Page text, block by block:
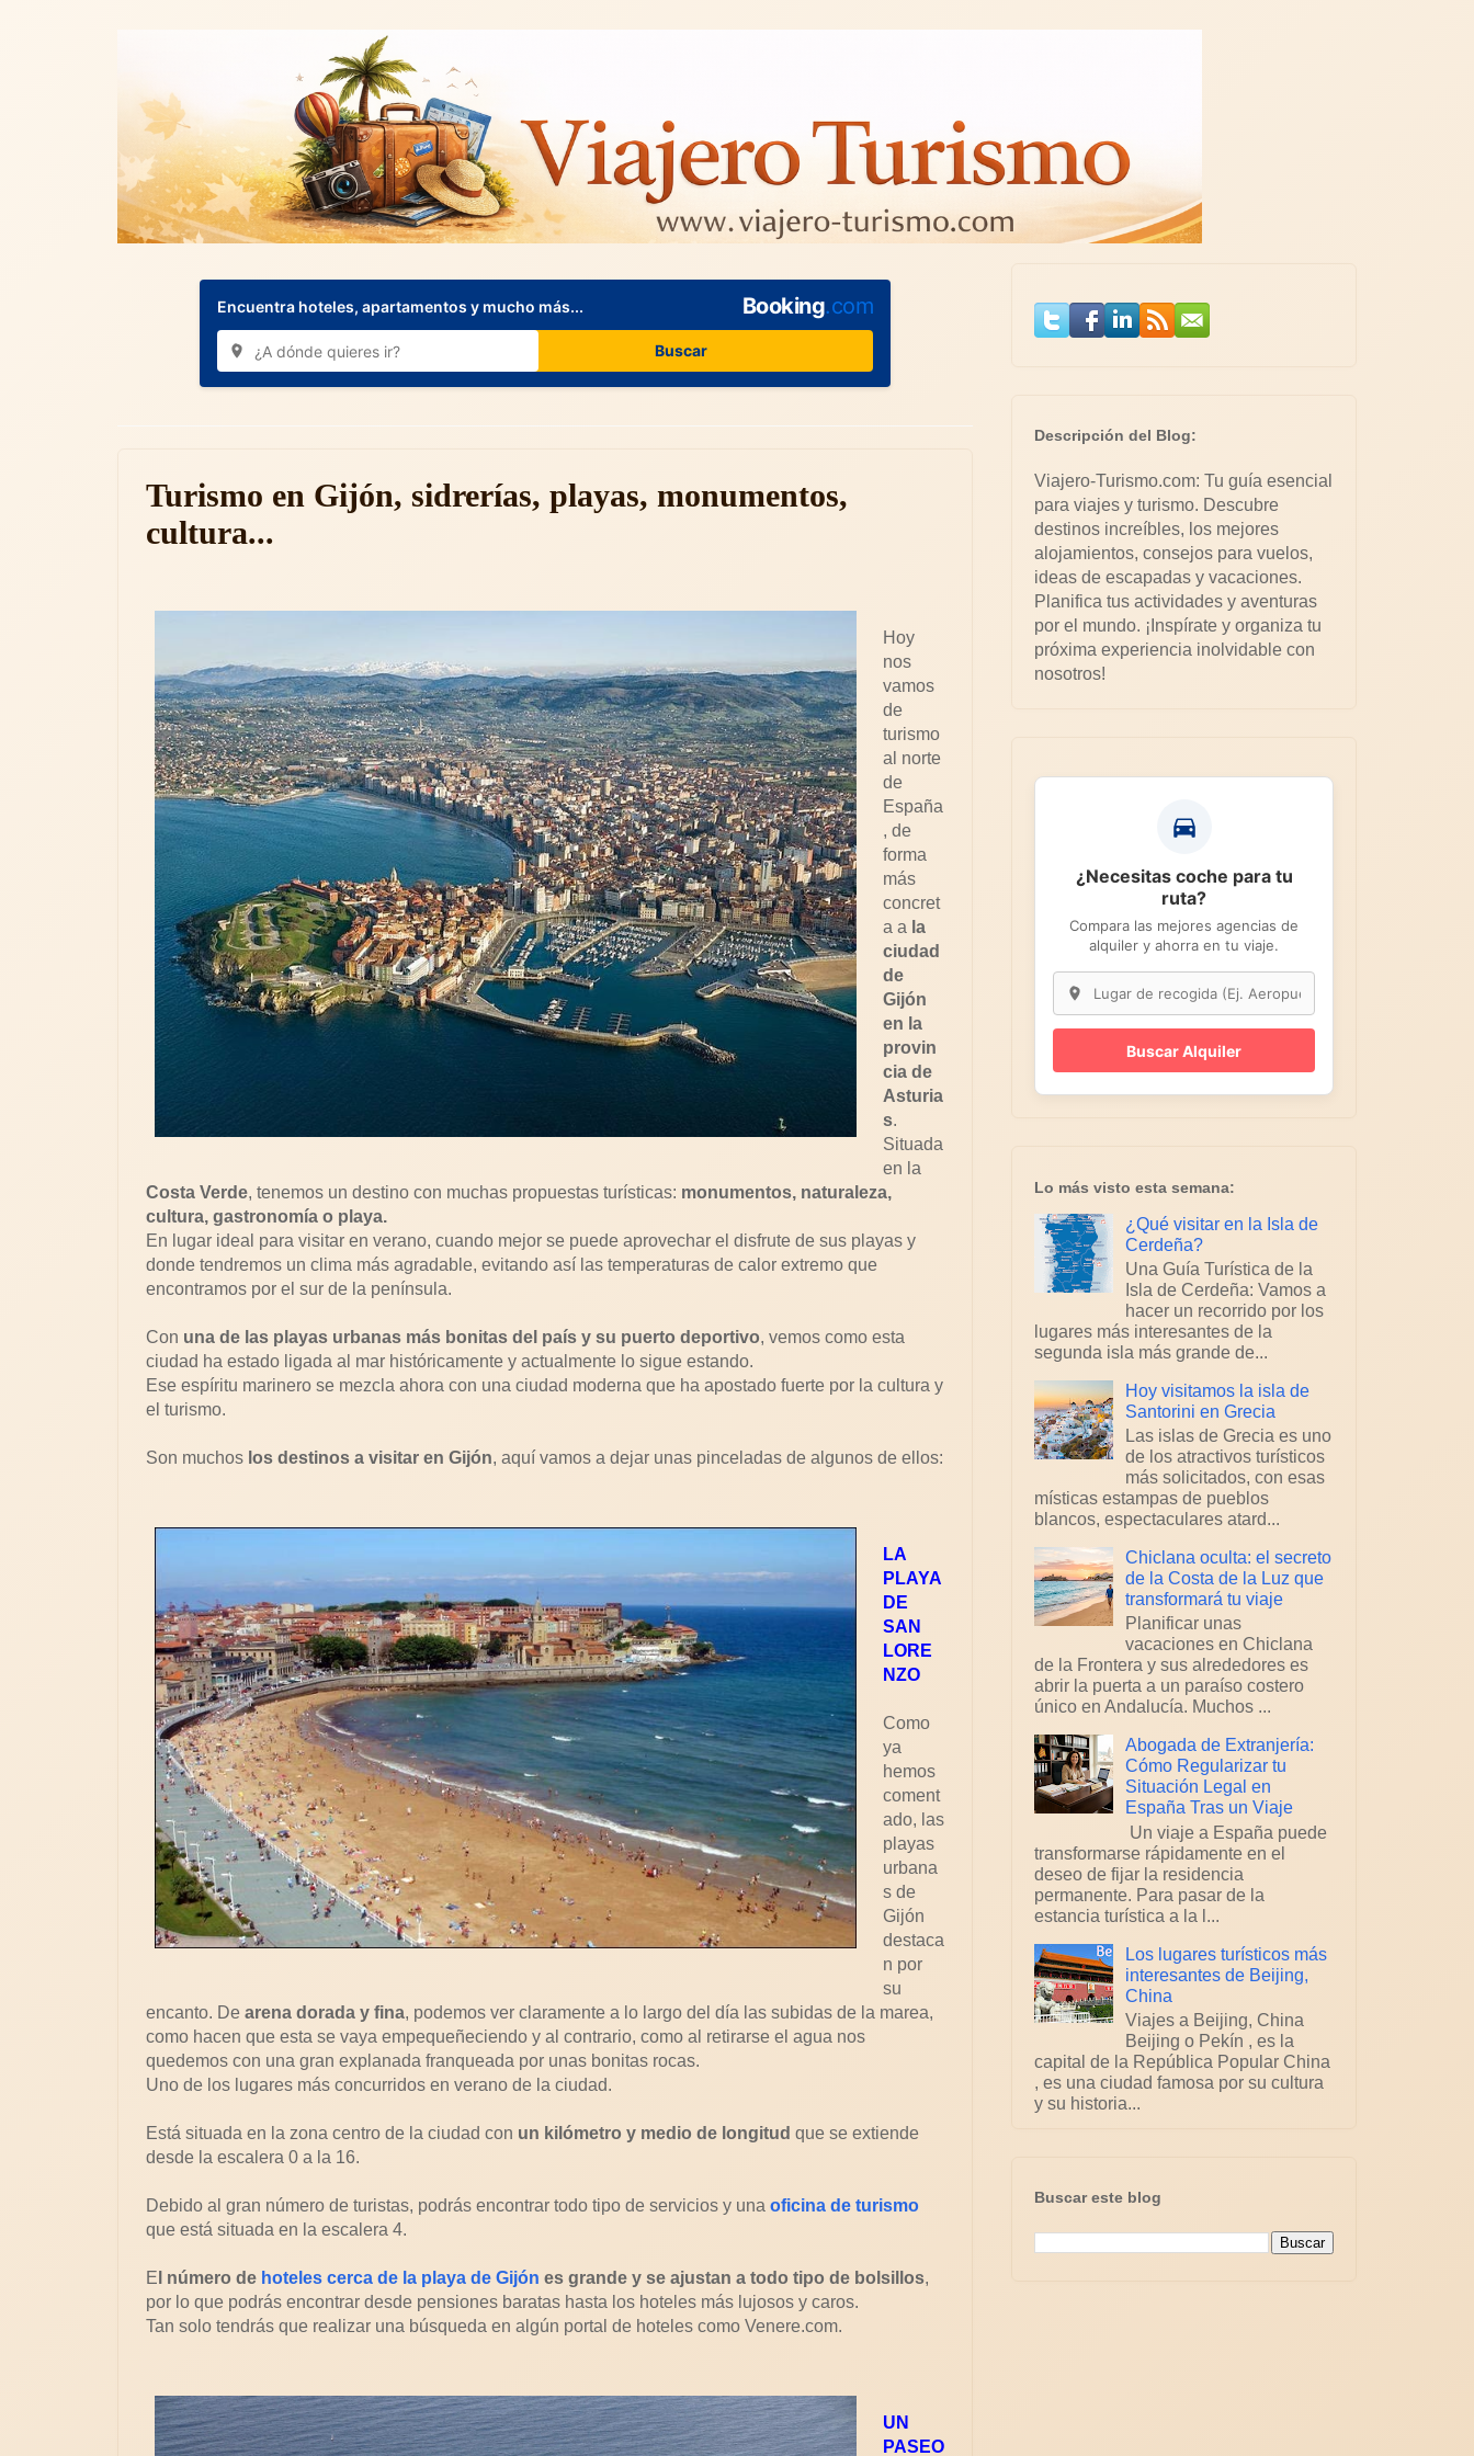
Encuentra hoteles, apartamentos y mucho más... Booking.com
Buscar
Turismo en Gijón, sidrerías, playas, monumentos,
cultura...
Hoy
nos
vamos
de
turismo
al norte
de
España
, de
forma
más
concret
a a la
ciudad
de
Gijón
en la
provin
cia de
Asturia
s.
Situada
en la
Costa Verde, tenemos un destino con muchas propuestas turísticas: monumentos, naturaleza,
cultura, gastronomía o playa.
En lugar ideal para visitar en verano, cuando mejor se puede aprovechar el disfrute de sus playas y
donde tendremos un clima más agradable, evitando así las temperaturas de calor extremo que
encontramos por el sur de la península.
Con una de las playas urbanas más bonitas del país y su puerto deportivo, vemos como esta
ciudad ha estado ligada al mar históricamente y actualmente lo sigue estando.
Ese espíritu marinero se mezcla ahora con una ciudad moderna que ha apostado fuerte por la cultura y
el turismo.
Son muchos los destinos a visitar en Gijón, aquí vamos a dejar unas pinceladas de algunos de ellos:
LA
PLAYA
DE
SAN
LORE
NZO
Como
ya
hemos
coment
ado, las
playas
urbana
s de
Gijón
destaca
n por
su
encanto. De arena dorada y fina, podemos ver claramente a lo largo del día las subidas de la marea,
como hacen que esta se vaya empequeñeciendo y al contrario, como al retirarse el agua nos
quedemos con una gran explanada franqueada por unas bonitas rocas.
Uno de los lugares más concurridos en verano de la ciudad.
Está situada en la zona centro de la ciudad con un kilómetro y medio de longitud que se extiende
desde la escalera 0 a la 16.
Debido al gran número de turistas, podrás encontrar todo tipo de servicios y una oficina de turismo
que está situada en la escalera 4.
E l número de hoteles cerca de la playa de Gijón es grande y se ajustan a todo tipo de bolsillos,
por lo que podrás encontrar desde pensiones baratas hasta los hoteles más lujosos y caros.
Tan solo tendrás que realizar una búsqueda en algún portal de hoteles como Venere.com.
UN
PASEO
Descripción del Blog:
Viajero-Turismo.com: Tu guía esencial
para viajes y turismo. Descubre
destinos increíbles, los mejores
alojamientos, consejos para vuelos,
ideas de escapadas y vacaciones.
Planifica tus actividades y aventuras
por el mundo. ¡Inspírate y organiza tu
próxima experiencia inolvidable con
nosotros!
¿Necesitas coche para tu
ruta?
Compara las mejores agencias de
alquiler y ahorra en tu viaje.
Buscar Alquiler
Lo más visto esta semana:
¿Qué visitar en la Isla de
Cerdeña?
Una Guía Turística de la
Isla de Cerdeña: Vamos a
hacer un recorrido por los
lugares más interesantes de la
segunda isla más grande de...
Hoy visitamos la isla de
Santorini en Grecia
Las islas de Grecia es uno
de los atractivos turísticos
más solicitados, con esas
místicas estampas de pueblos
blancos, espectaculares atard...
Chiclana oculta: el secreto
de la Costa de la Luz que
transformará tu viaje
Planificar unas
vacaciones en Chiclana
de la Frontera y sus alrededores es
abrir la puerta a un paraíso costero
único en Andalucía. Muchos ...
Abogada de Extranjería:
Cómo Regularizar tu
Situación Legal en
España Tras un Viaje
Un viaje a España puede
transformarse rápidamente en el
deseo de fijar la residencia
permanente. Para pasar de la
estancia turística a la l...
Los lugares turísticos más
interesantes de Beijing,
China
Viajes a Beijing, China
Beijing o Pekín , es la
capital de la República Popular China
, es una ciudad famosa por su cultura
y su historia...
Buscar este blog